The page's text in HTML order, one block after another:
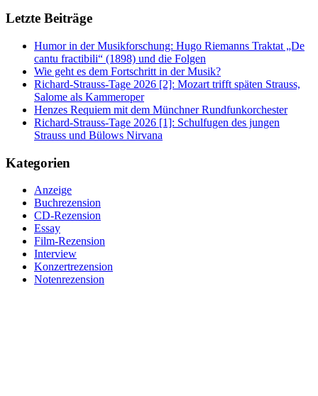
Letzte Beiträge
Humor in der Musikforschung: Hugo Riemanns Traktat „De
cantu fractibili“ (1898) und die Folgen
Wie geht es dem Fortschritt in der Musik?
Richard-Strauss-Tage 2026 [2]: Mozart trifft späten Strauss,
Salome als Kammeroper
Henzes Requiem mit dem Münchner Rundfunkorchester
Richard-Strauss-Tage 2026 [1]: Schulfugen des jungen
Strauss und Bülows Nirvana
Kategorien
Anzeige
Buchrezension
CD-Rezension
Essay
Film-Rezension
Interview
Konzertrezension
Notenrezension